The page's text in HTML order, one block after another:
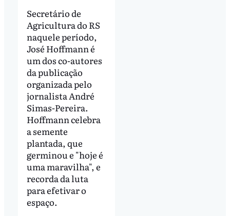
Secretário de
Agricultura do RS
naquele período,
José Hoffmann é
um dos co-autores
da publicação
organizada pelo
jornalista André
Simas-Pereira.
Hoffmann celebra
a semente
plantada, que
germinou e "hoje é
uma maravilha", e
recorda da luta
para efetivar o
espaço.